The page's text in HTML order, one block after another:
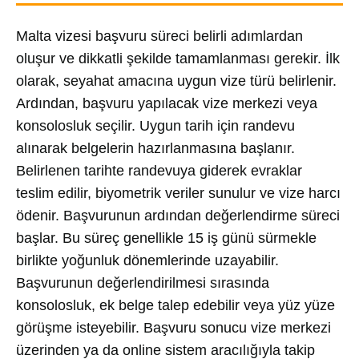
Malta vizesi başvuru süreci belirli adımlardan
oluşur ve dikkatli şekilde tamamlanması gerekir. İlk
olarak, seyahat amacına uygun vize türü belirlenir.
Ardından, başvuru yapılacak vize merkezi veya
konsolosluk seçilir. Uygun tarih için randevu
alınarak belgelerin hazırlanmasına başlanır.
Belirlenen tarihte randevuya giderek evraklar
teslim edilir, biyometrik veriler sunulur ve vize harcı
ödenir. Başvurunun ardından değerlendirme süreci
başlar. Bu süreç genellikle 15 iş günü sürmekle
birlikte yoğunluk dönemlerinde uzayabilir.
Başvurunun değerlendirilmesi sırasında
konsolosluk, ek belge talep edebilir veya yüz yüze
görüşme isteyebilir. Başvuru sonucu vize merkezi
üzerinden ya da online sistem aracılığıyla takip